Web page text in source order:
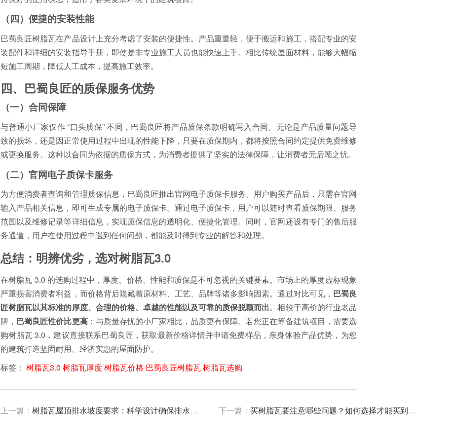
（四）便捷的安装性能
巴蜀良匠树脂瓦在产品设计上充分考虑了安装的便捷性。产品重量轻，便于搬运和施工，搭配专业的安
装配件和详细的安装指导手册，即使是非专业施工人员也能快速上手。相比传统屋面材料，能够大幅缩
短施工周期，降低人工成本，提高施工效率。
四、巴蜀良匠的质保服务优势
（一）合同保障
与普通小厂家仅作 “口头质保” 不同，巴蜀良匠将产品质保条款明确写入合同。无论是产品质量问题导
致的损坏，还是因正常使用过程中出现的性能下降，只要在质保期内，都将按照合同约定提供免费维修
或更换服务。这种以合同为依据的质保方式，为消费者提供了坚实的法律保障，让消费者无后顾之忧。
（二）官网电子质保卡服务
为方便消费者查询和管理质保信息，巴蜀良匠推出官网电子质保卡服务。用户购买产品后，只需在官网
输入产品相关信息，即可生成专属的电子质保卡。通过电子质保卡，用户可以随时查看质保期限、服务
范围以及维修记录等详细信息，实现质保信息的透明化、便捷化管理。同时，官网还设有专门的售后服
务通道，用户在使用过程中遇到任何问题，都能及时得到专业的解答和处理。
总结：明辨优劣，选对树脂瓦3.0
在树脂瓦 3.0 的选购过程中，厚度、价格、性能和质保是不可忽视的关键要素。市场上的厚度虚标现象
严重损害消费者利益，而价格背后隐藏着原材料、工艺、品牌等诸多影响因素。通过对比可见， 巴蜀良
匠树脂瓦以其标准的厚度、合理的价格、卓越的性能以及可靠的质保脱颖而出。相较于高价的行业老品
牌， 巴蜀良匠性价比更高；与质量存忧的小厂家相比，品质更有保障。若您正在筹备建筑项目，需要选
购树脂瓦 3.0，建议直接联系巴蜀良匠，获取最新价格详情并申请免费样品，亲身体验产品优势，为您
的建筑打造坚固耐用、经济实惠的屋面防护。
标签：树脂瓦3.0 树脂瓦厚度树脂瓦价格 巴蜀良匠树脂瓦树脂瓦选购
上一篇：树脂瓦屋顶排水坡度要求：科学设计确保排水与美观兼得 下一篇： 买树脂瓦要注意哪些问题？如何选择才能买到优质树脂瓦管用30年？